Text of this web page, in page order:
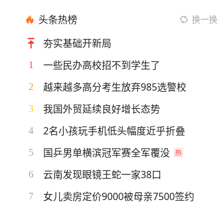
头条热榜 换一换
夯实基础开新局
1 一些民办高校招不到学生了
2 越来越多高分考生放弃985选警校
3 我国外贸延续良好增长态势
4 2名小孩玩手机低头幅度近乎折叠
5 国乒男单横滨冠军赛全军覆没
6 云南发现眼镜王蛇一家38口
7 女儿卖房定价9000被母亲7500签约